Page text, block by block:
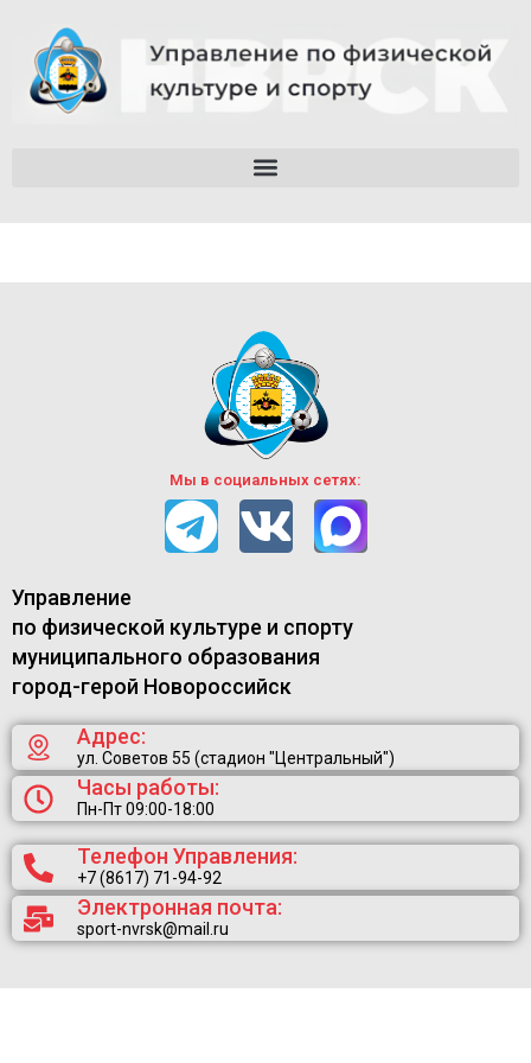
Мы в социальных сетях:
Управление
по физической культуре и спорту
муниципального образования
город-герой Новороссийск
Адрес:
ул. Советов 55 (стадион "Центральный")
Часы работы:
Пн-Пт 09:00-18:00
Телефон Управления:
+7 (8617) 71-94-92
Электронная почта:
sport-nvrsk@mail.ru